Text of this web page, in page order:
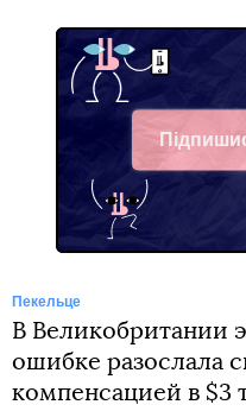
Facebook
Пекельце
В Великобритании
ошибке разослала
компенсацией в $3